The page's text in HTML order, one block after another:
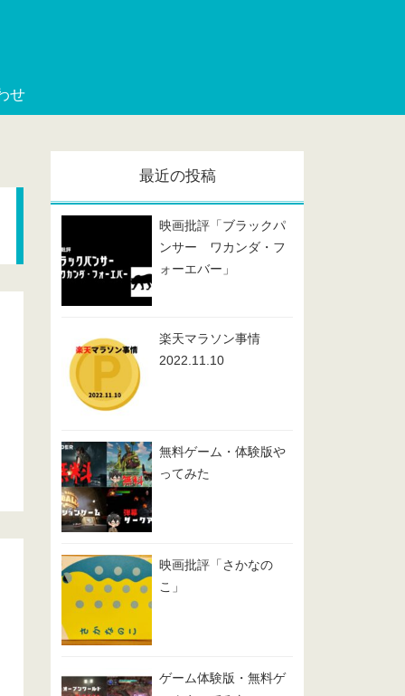
せ
最近の投稿
映画批評「ブラックパ
ンサー ワカンダ・フ
ォーエバー」
楽天マラソン事情
2022.11.10
無料ゲーム・体験版や
ってみた
映画批評「さかなの
こ」
ゲーム体験版・無料ゲ